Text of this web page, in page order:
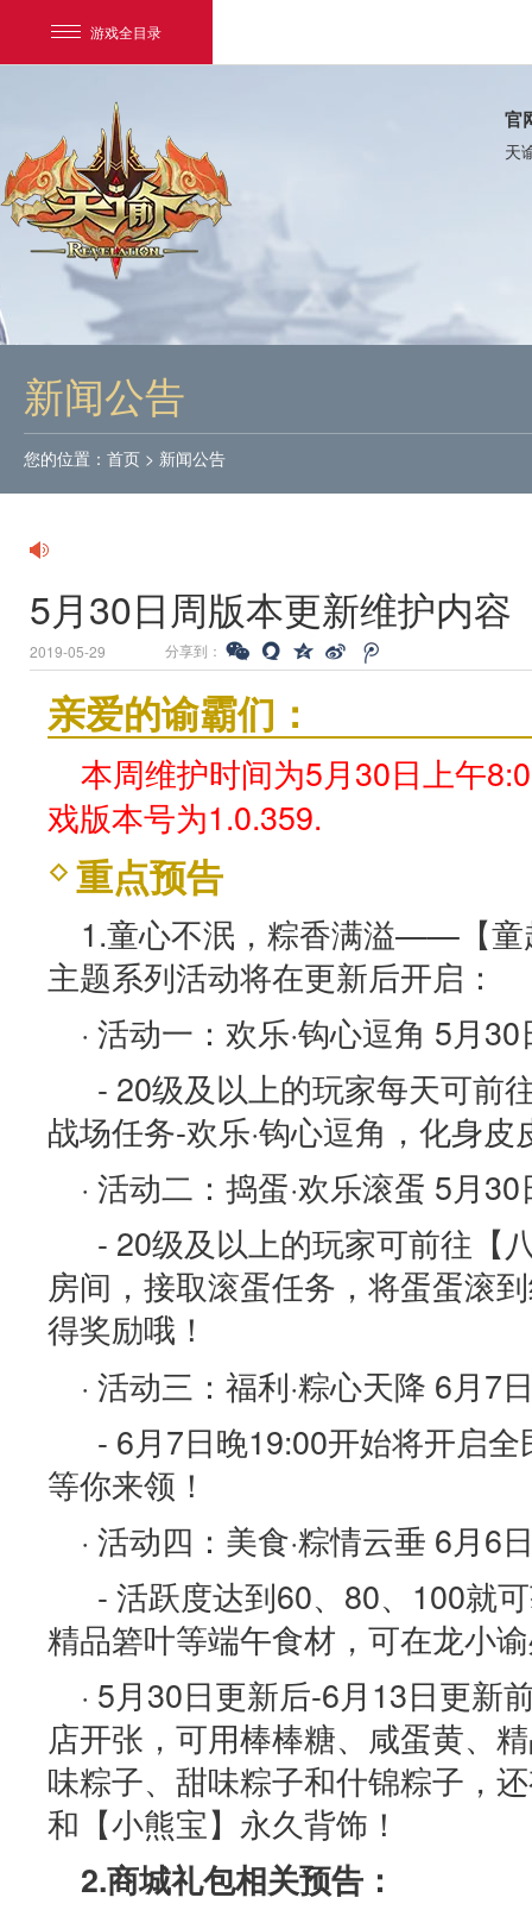
游戏全目录
网易游戏
我的足迹：
官
天
新闻公告
您的位置： 首页 > 新闻公告
5月30日周版本更新维护内容
2019-05-29 分享到：
亲爱的谕霸们：
本周维护时间为5月30日上午
戏版本号为1.0.359.
重点预告
1.童心不泯，粽香满溢——【童
主题系列活动将在更新后开启：
· 活动一：欢乐·钩心逗角 5月
- 20级及以上的玩家每天可前
战场任务-欢乐·钩心逗角，化身
· 活动二：捣蛋·欢乐滚蛋 5月
- 20级及以上的玩家可前往【
房间，接取滚蛋任务，将蛋蛋滚
得奖励哦！
· 活动三：福利·粽心天降 6月7
- 6月7日晚19:00开始将开启
等你来领！
· 活动四：美食·粽情云垂 6月6
- 活跃度达到60、80、100就
精品箬叶等端午食材，可在龙小
· 5月30日更新后-6月13日更新
店开张，可用棒棒糖、咸蛋黄、
味粽子、甜味粽子和什锦粽子，
和【小熊宝】永久背饰！
2.商城礼包相关预告：